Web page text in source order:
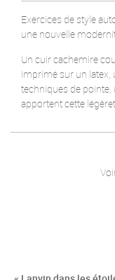
Exercices de style
une nouvelle
Un cuir cachemire
imprimé sur un latex,
techniques de
apportent cette